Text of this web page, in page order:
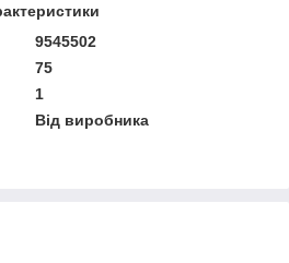
9545502
75
1
Від виробника